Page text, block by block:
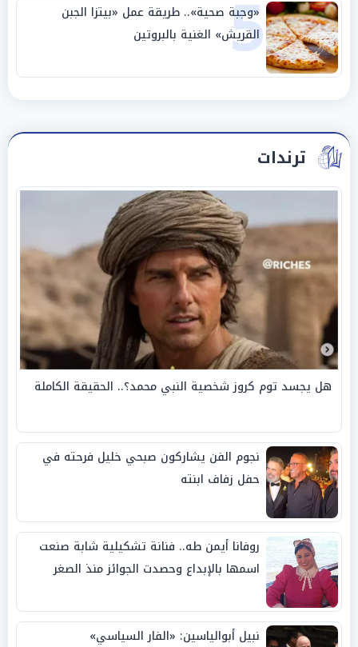
5
«وجبة صحية».. طريقة عمل «بيتزا الجبن
القريش» الغنية بالبروتين
ترندات
هل يجسد توم كروز شخصية النبي محمد؟.. الحقيقة الكاملة
نجوم الفن يشاركون صبحي خليل فرحته في
حفل زفاف ابنته
روفانا أيمن طه.. فنانة تشكيلية شابة صنعت
اسمها بالإبداع وحصدت الجوائز منذ الصغر
نبيل أبوالياسين: «الفار السياسي»